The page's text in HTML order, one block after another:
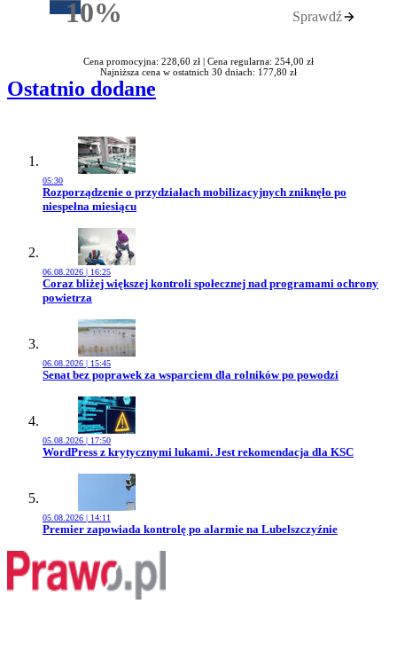
10%Rabatu Sprawdź
Cena promocyjna: 228,60 zł | Cena regularna: 254,00 zł
Najniższa cena w ostatnich 30 dniach: 177,80 zł
Ostatnio dodane
05:30
Przejdź do artykułu:
Rozporządzenie o przydziałach mobilizacyjnych zniknęło po
niespełna miesiącu
06.08.2026 | 16:25
Przejdź do artykułu:
Coraz bliżej większej kontroli społecznej nad programami ochrony
powietrza
06.08.2026 | 15:45
Przejdź do artykułu:
Senat bez poprawek za wsparciem dla rolników po powodzi
05.08.2026 | 17:50
Przejdź do artykułu:
WordPress z krytycznymi lukami. Jest rekomendacja dla KSC
05.08.2026 | 14:11
Przejdź do artykułu:
Premier zapowiada kontrolę po alarmie na Lubelszczyźnie